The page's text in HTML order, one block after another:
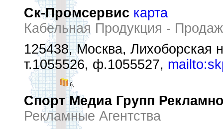
Ск-Промсервис карта
Кабельная Продукция -
125438, Москва, Лихоборская
т.1055526, ф.1055527,
6,
Спорт Медиа Групп
Рекламные Агентства